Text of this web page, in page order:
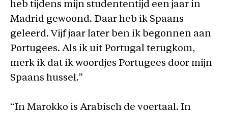
heb tijdens mijn studententijd een jaar in
Madrid gewoond. Daar heb ik Spaans
geleerd. Vijf jaar later ben ik begonnen aan
Portugees. Als ik uit Portugal terugkom,
merk ik dat ik woordjes Portugees door mijn
Spaans hussel.”
“In Marokko is Arabisch de voertaal. In